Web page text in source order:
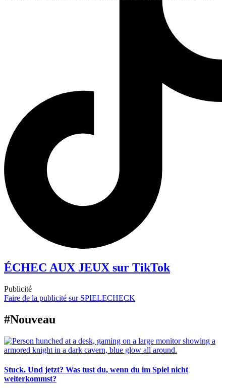
ÉCHEC AUX JEUX sur TikTok
Publicité
Faire de la publicité sur SPIELECHECK
#Nouveau
Stuck. Und jetzt? Was tust du, wenn du im Spiel nicht
weiterkommst?